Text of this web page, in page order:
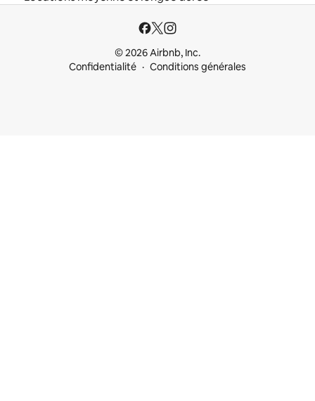
© 2026 Airbnb, Inc.
Confidentialité
Conditions générales